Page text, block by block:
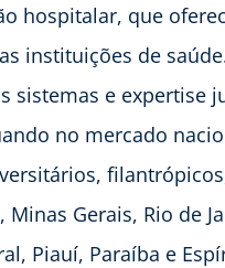
hospitalar, que
instituições de
sistemas e expertise
no mercado
Minas Gerais, Rio de
Piauí, Paraíba e